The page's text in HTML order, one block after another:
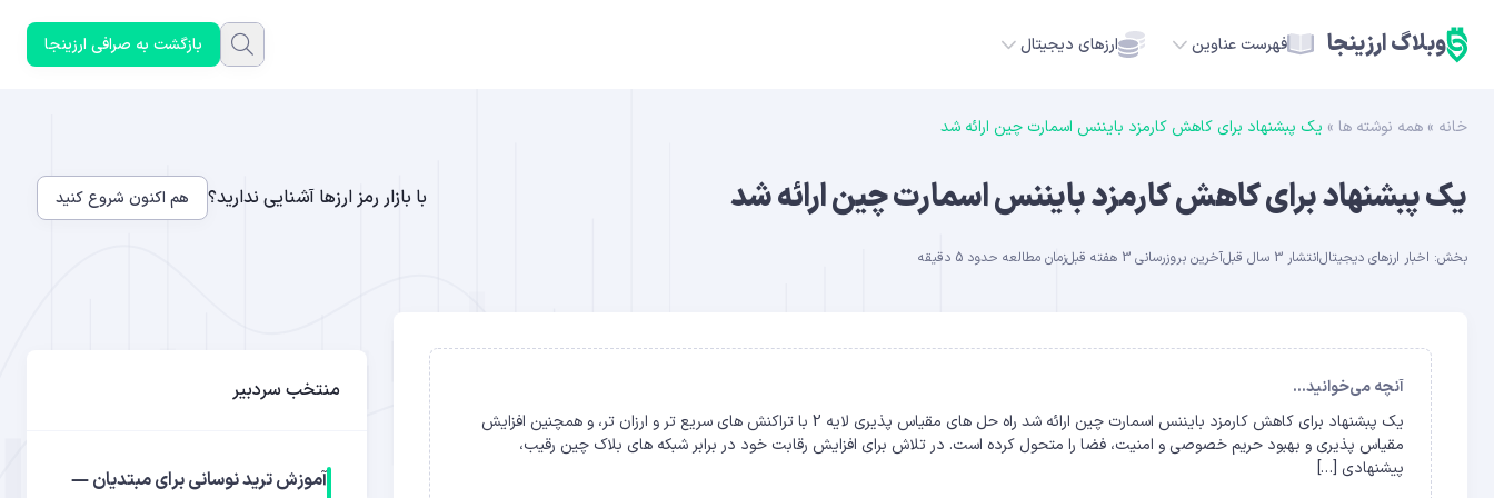
وبلاگ ارزینجا فهرست عناوین ارزهای دیجیتال
BTC
ADA
بازگشت به صرافی ارزینجا
خانه » همه نوشته ها » یک پبشنهاد برای کاهش کارمزد بایننس اسمارت چین ارائه شد
یک پبشنهاد برای کاهش کارمزد بایننس اسمارت چین ارائه شد با بازار رمز ارزها آشنایی ندارید؟ هم اکنون شروع کنید
بخش: اخبار ارزهای دیجیتالانتشار 3 سال قبل آخرین بروزرسانی 3 هفته قبل زمان مطالعه حدود 5 دقیقه
آنچه می‌خوانید...
یک پبشنهاد برای کاهش کارمزد بایننس اسمارت چین ارائه شد راه حل های مقیاس پذیری لایه 2 با تراکنش های سریع تر و ارزان تر، و همچنین افزایش
مقیاس پذیری و بهبود حریم خصوصی و امنیت، فضا را متحول کرده است. در تلاش برای افزایش رقابت خود در برابر شبکه های بلاک چین رقیب،
پیشنهادی […]
منتخب سردبیر
آموزش ترید نوسانی برای مبتدیان —